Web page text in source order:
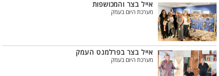
אייל בצר והמכושפות
מערכת היום בעמק
אייל בצר בפרלמנט העמק
מערכת היום בעמק